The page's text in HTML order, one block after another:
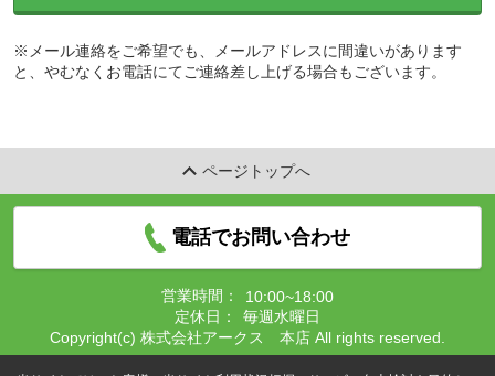
※メール連絡をご希望でも、メールアドレスに間違いがあります
と、やむなくお電話にてご連絡差し上げる場合もございます。
ページトップへ
電話でお問い合わせ
営業時間：
10:00~18:00
定休日：
毎週水曜日
Copyright(c) 株式会社アークス 本店 All rights reserved.